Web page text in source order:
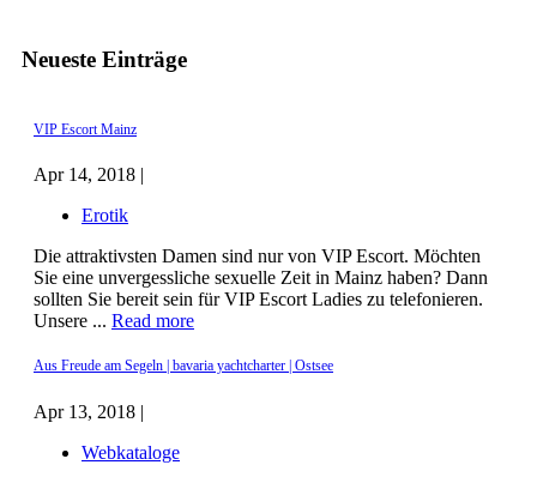
Neueste Einträge
VIP Escort Mainz
Apr 14, 2018 |
Erotik
Die attraktivsten Damen sind nur von VIP Escort. Möchten
Sie eine unvergessliche sexuelle Zeit in Mainz haben? Dann
sollten Sie bereit sein für VIP Escort Ladies zu telefonieren.
Unsere ... Read more
Aus Freude am Segeln | bavaria yachtcharter | Ostsee
Apr 13, 2018 |
Webkataloge